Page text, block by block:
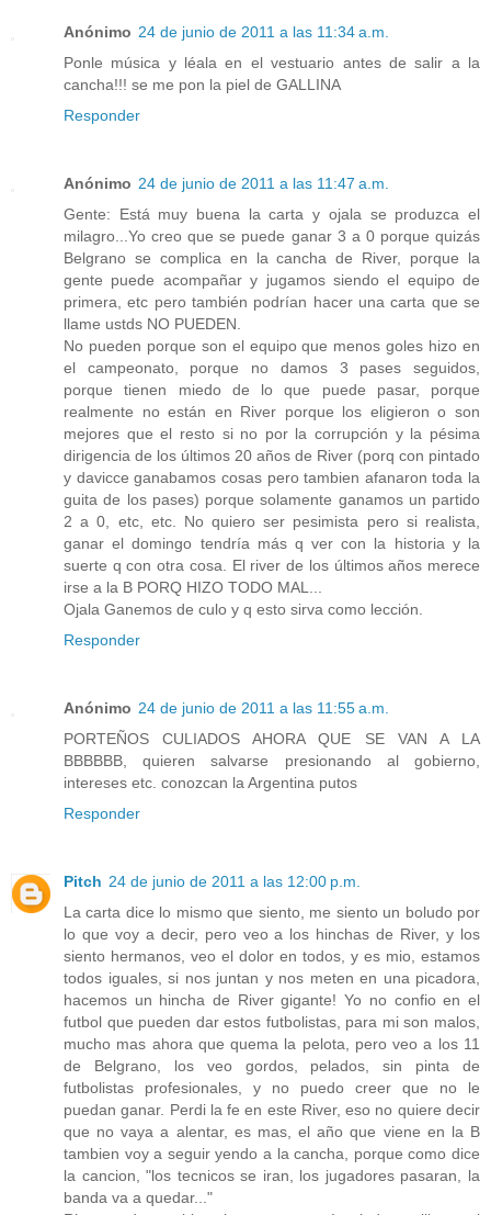
Anónimo 24 de junio de 2011 a las 11:34 a.m.
Ponle música y léala en el vestuario antes de salir a la
cancha!!! se me pon la piel de GALLINA
Responder
Anónimo 24 de junio de 2011 a las 11:47 a.m.
Gente: Está muy buena la carta y ojala se produzca el
milagro...Yo creo que se puede ganar 3 a 0 porque quizás
Belgrano se complica en la cancha de River, porque la
gente puede acompañar y jugamos siendo el equipo de
primera, etc pero también podrían hacer una carta que se
llame ustds NO PUEDEN.
No pueden porque son el equipo que menos goles hizo en
el campeonato, porque no damos 3 pases seguidos,
porque tienen miedo de lo que puede pasar, porque
realmente no están en River porque los eligieron o son
mejores que el resto si no por la corrupción y la pésima
dirigencia de los últimos 20 años de River (porq con pintado
y davicce ganabamos cosas pero tambien afanaron toda la
guita de los pases) porque solamente ganamos un partido
2 a 0, etc, etc. No quiero ser pesimista pero si realista,
ganar el domingo tendría más q ver con la historia y la
suerte q con otra cosa. El river de los últimos años merece
irse a la B PORQ HIZO TODO MAL...
Ojala Ganemos de culo y q esto sirva como lección.
Responder
Anónimo 24 de junio de 2011 a las 11:55 a.m.
PORTEÑOS CULIADOS AHORA QUE SE VAN A LA
BBBBBB, quieren salvarse presionando al gobierno,
intereses etc. conozcan la Argentina putos
Responder
Pitch 24 de junio de 2011 a las 12:00 p.m.
La carta dice lo mismo que siento, me siento un boludo por
lo que voy a decir, pero veo a los hinchas de River, y los
siento hermanos, veo el dolor en todos, y es mio, estamos
todos iguales, si nos juntan y nos meten en una picadora,
hacemos un hincha de River gigante! Yo no confio en el
futbol que pueden dar estos futbolistas, para mi son malos,
mucho mas ahora que quema la pelota, pero veo a los 11
de Belgrano, los veo gordos, pelados, sin pinta de
futbolistas profesionales, y no puedo creer que no le
puedan ganar. Perdi la fe en este River, eso no quiere decir
que no vaya a alentar, es mas, el año que viene en la B
tambien voy a seguir yendo a la cancha, porque como dice
la cancion, "los tecnicos se iran, los jugadores pasaran, la
banda va a quedar..."